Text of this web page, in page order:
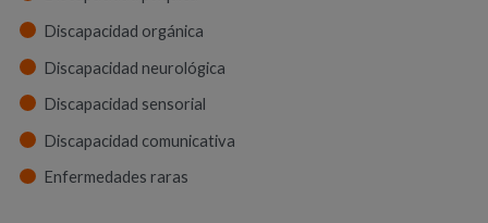
Discapacidad orgánica
Discapacidad neurológica
Discapacidad sensorial
Discapacidad comunicativa
Enfermedades raras